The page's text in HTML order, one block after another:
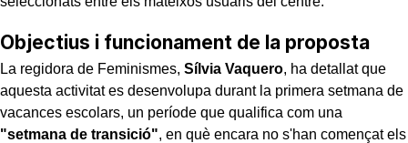
Objectius i funcionament de la proposta
La regidora de Feminismes, Sílvia Vaquero, ha detallat que
aquesta activitat es desenvolupa durant la primera setmana de
vacances escolars, un període que qualifica com una
"setmana de transició", en què encara no s'han començat els